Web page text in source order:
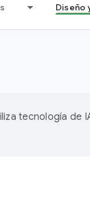
Diseño
tecnología de